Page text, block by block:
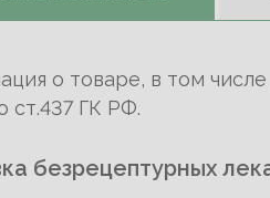
о товаре, в том
ст.437 ГК РФ.
безрецептурных